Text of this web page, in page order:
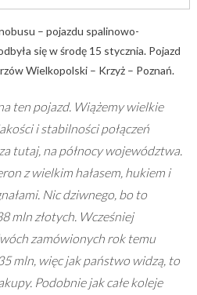
– pojazdu spalinowo-
się w środę 15 stycznia. Pojazd
Wielkopolski – Krzyż – Poznań.
ten pojazd. Wiążemy wielkie
i stabilności połączeń
tutaj, na północy województwa.
z wielkim hałasem, hukiem i
Nic dziwnego, bo to
mln złotych. Wcześniej
zamówionych rok temu
mln, więc jak państwo widzą, to
Podobnie jak całe koleje